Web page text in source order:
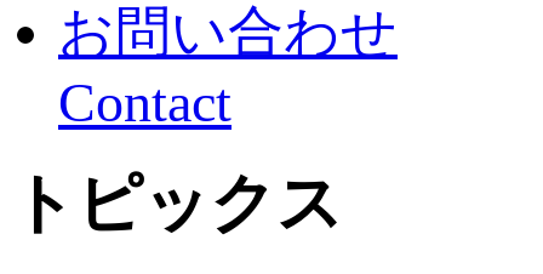
お問い合わせ
Contact
トピックス